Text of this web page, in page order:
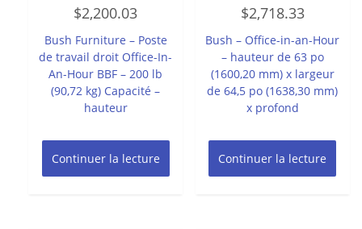
0
sur
$2,200.03
Bush Furniture – Poste
de travail droit Office-In-
An-Hour BBF – 200 lb
(90,72 kg) Capacité –
hauteur
Continuer la lecture
0
sur
$2,718.33
Bush – Office-in-an-Hour
– hauteur de 63 po
(1600,20 mm) x largeur
de 64,5 po (1638,30 mm)
x profond
Continuer la lecture